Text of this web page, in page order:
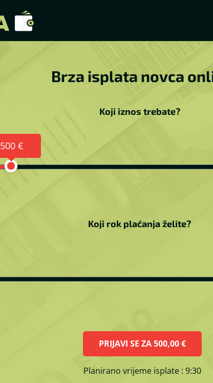
Brza isplata novca
Koji iznos trebate?
500 €
Koji rok plaćanja želite?
PRIJAVI SE ZA500,00 €
Planirano vrijeme isplate : 9:30